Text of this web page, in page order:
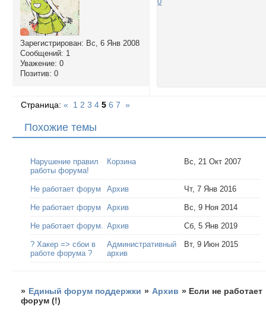
Зарегистрирован: Вс, 6 Янв 2008
Сообщений: 1
Уважение: 0
Позитив: 0
Страница:« 1 2 3 4 5 6 7 »
Похожие темы
Нарушение правил
работы форума!
Корзина Вс, 21 Окт 2007
Не работает форум Архив Чт, 7 Янв 2016
Не работает форум Архив Вс, 9 Ноя 2014
Не работает форум. Архив Сб, 5 Янв 2019
? Хакер => сбои в
работе форума ?
Административный
архив
Вт, 9 Июн 2015
» Единый форум поддержки » Архив » Если не работает
форум (!)